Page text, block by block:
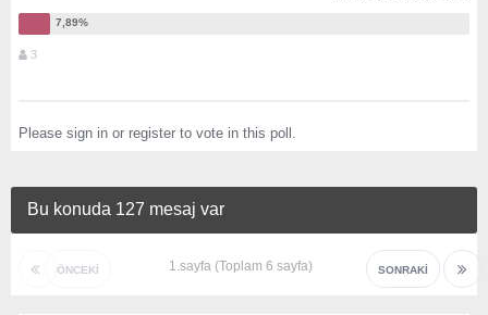
3
Please sign in or register to vote in this poll.
Bu konuda 127 mesaj var
ÖNCEKI SONRAKI
1.sayfa (Toplam 6 sayfa)